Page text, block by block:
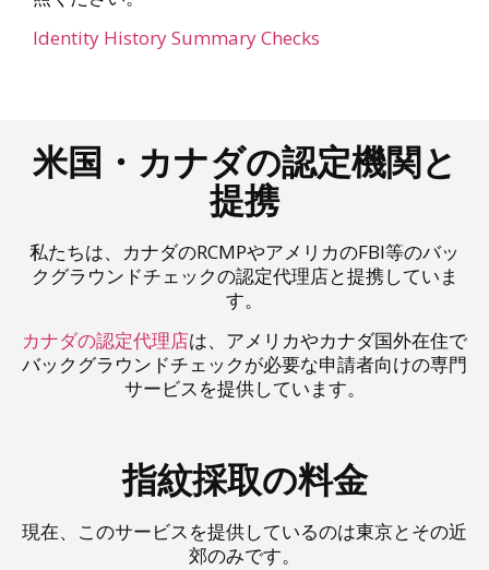
Identity History Summary Checks
米国・カナダの認定機関と
提携
私たちは、カナダのRCMPやアメリカのFBI等のバッ
クグラウンドチェックの認定代理店と提携していま
す。
カナダの認定代理店は、アメリカやカナダ国外在住で
バックグラウンドチェックが必要な申請者向けの専門
サービスを提供しています。
指紋採取の料金
現在、このサービスを提供しているのは東京とその近
郊のみです。